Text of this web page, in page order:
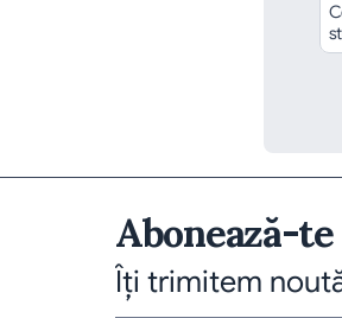
Abonează-
Îți trimitem